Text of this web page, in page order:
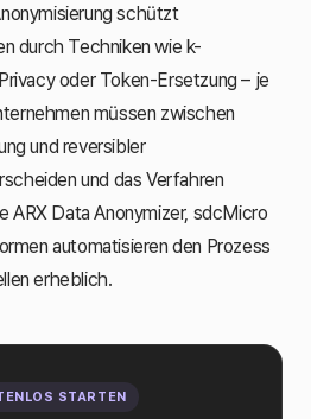
schützt
durch Techniken wie k-
oder Token-Ersetzung – je
müssen zwischen
und reversibler
und das Verfahren
ARX Data Anonymizer, sdcMicro
automatisieren den Prozess
erheblich.
STARTEN